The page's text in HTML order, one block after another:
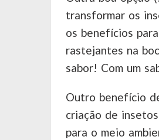
transformar os
os benefícios
rastejantes na
sabor! Com um
Outro benefício
criação de
para o meio